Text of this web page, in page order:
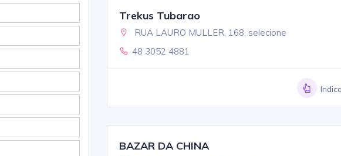
Trekus Tubarao
RUA LAURO MULLER, 168, selecione
48 3052 4881
BAZAR DA CHINA